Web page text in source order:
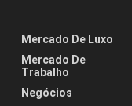
Mercado De Luxo
Mercado De
Trabalho
Negócios